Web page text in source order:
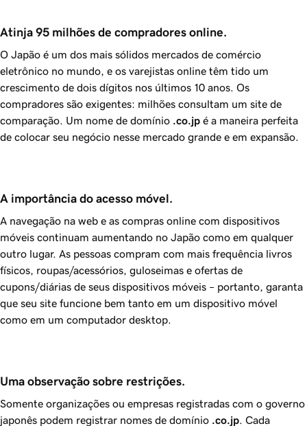
Atinja 95 milhões de compradores online.
O Japão é um dos mais sólidos mercados de comércio
eletrônico no mundo, e os varejistas online têm tido um
crescimento de dois dígitos nos últimos 10 anos. Os
compradores são exigentes: milhões consultam um site de
comparação. Um nome de domínio .co.jp é a maneira perfeita
de colocar seu negócio nesse mercado grande e em expansão.
A importância do acesso móvel.
A navegação na web e as compras online com dispositivos
móveis continuam aumentando no Japão como em qualquer
outro lugar. As pessoas compram com mais frequência livros
físicos, roupas/acessórios, guloseimas e ofertas de
cupons/diárias de seus dispositivos móveis – portanto, garanta
que seu site funcione bem tanto em um dispositivo móvel
como em um computador desktop.
Uma observação sobre restrições.
Somente organizações ou empresas registradas com o governo
japonês podem registrar nomes de domínio .co.jp . Cada